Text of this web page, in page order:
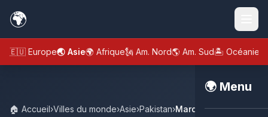
🌍
🇪🇺 Europe🌏 Asie🌍 Afrique🗽 Am. Nord🌎 Am. Sud🏝️ Océanie
🌍 Menu
🏠 Accueil›Villes du monde›Asie›Pakistan›Mardān